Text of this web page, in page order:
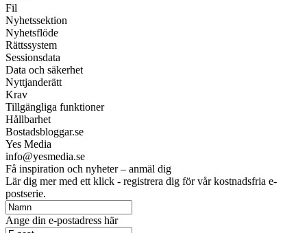
Fil
Nyhetssektion
Nyhetsflöde
Rättssystem
Sessionsdata
Data och säkerhet
Nyttjanderätt
Krav
Tillgängliga funktioner
Hållbarhet
Bostadsbloggar.se
Yes Media
info@yesmedia.se
Få inspiration och nyheter – anmäl dig
Lär dig mer med ett klick - registrera dig för vår kostnadsfria e-
postserie.
Ange din e-postadress här